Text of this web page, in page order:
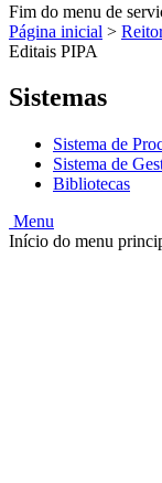
Fim do menu de
Página inicial >
Editais PIPA
Sistemas
Sistema de
Sistema de
Bibliotecas
Menu
Início do menu